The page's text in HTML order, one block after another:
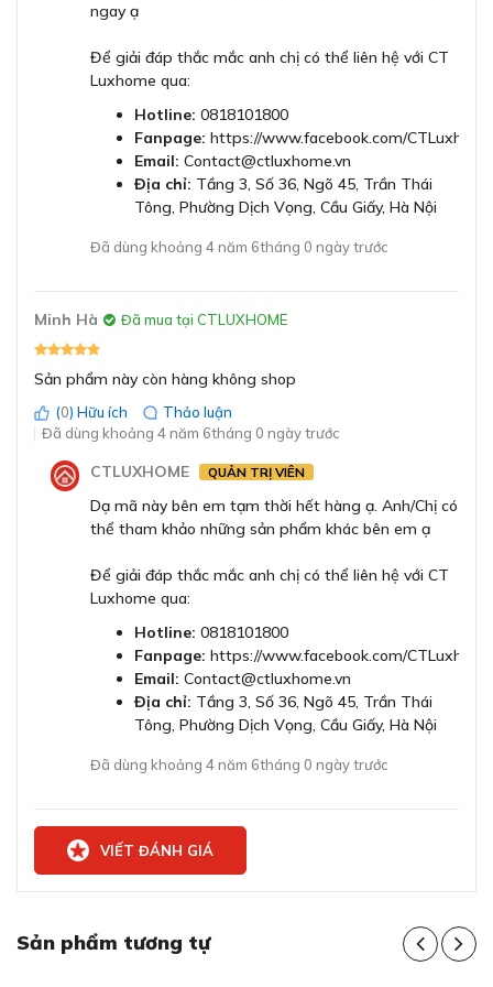
Bảng điều khiển trực quan dễ dàng sử dụng
Bảng điều khiển trực quan, dễ dàng thao tác
khiển trực quan, dễ dàng thực hiện các thao tác. Tại đây,
bạn có thể lựa chọn tất cả các chức năng rất dễ dàng
như: bật tắt đèn, tăng giảm mức độ quạt,....
Công suất hút 728 m3/h hút sạch mùi và
khói thức ăn, trả lại không khí tươi mát
và xả mùi, khói thức ăn tối đa ở mức chuyên sâu là 728
m3/h (theo tiêu chuẩn EN 61519). Với mức hút này,
sạch những mùi và khó thức ăn, đem lại một không gian
sạch sẽ cho căn bếp gia đình bạn.
Trọng lượng
Công suất hút mức tối
Công suất hút mức
chuyên sâu
728 m³/h (Theo tiêu
chuẩn EN 61591)
Cường độ ánh sáng 294 lux
Đèn chiếu sáng Đèn LED 2 x 1.5W
Chiều dài dây điện 175 cm
Tiêu thụ năng lượng 144 W
Tần số
Hiệu điện thế 220-240 V
Loại phích cắm Gardy w/ nối đất
Bảo hành 3 năm
ngay ạ
Để giải đáp thắc mắc anh chị có thể liên hệ với CT
Luxhome qua:
Hotline: 0818101800
Fanpage: https://www.facebook.com/
Email: Contact@ctluxhome.vn
Địa chỉ: Tầng 3, Số 36, Ngõ 45, Trần Thái
Tông, Phường Dịch Vọng, Cầu Giấy, Hà Nội
Đã dùng khoảng 4 năm 6tháng 0 ngày trước
Minh Hà Đã mua tại CTLUXHOME
Sản phẩm này còn hàng không shop
(0) Hữu ích
Thảo luận
Đã dùng khoảng 4 năm 6tháng 0 ngày trước
CTLUXHOME QUẢN TRỊ VIÊN
Dạ mã này bên em tạm thời hết hàng ạ. Anh/Chị có
thể tham khảo những sản phẩm khác bên em ạ
Để giải đáp thắc mắc anh chị có thể liên hệ với CT
Luxhome qua:
Hotline: 0818101800
Fanpage: https://www.facebook.com/
Email: Contact@ctluxhome.vn
Địa chỉ: Tầng 3, Số 36, Ngõ 45, Trần Thái
Tông, Phường Dịch Vọng, Cầu Giấy, Hà Nội
Đã dùng khoảng 4 năm 6tháng 0 ngày trước
VIẾT ĐÁNH GIÁ
Sản phẩm tương tự